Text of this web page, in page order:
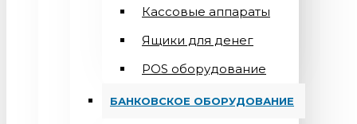
Кассовые аппараты
Ящики для денег
POS оборудование
БАНКОВСКОЕ ОБОРУДОВАНИЕ